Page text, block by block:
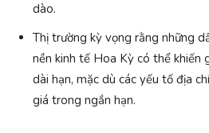
dào.
Thị trường kỳ vọng rằng những
nền kinh tế Hoa Kỳ có thể khiến
dài hạn, mặc dù các yếu tố địa
giá trong ngắn hạn.